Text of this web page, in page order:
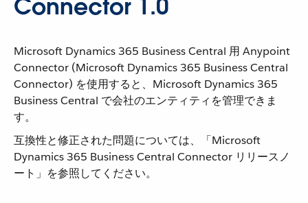
Connector 1.0
Microsoft Dynamics 365 Business Central 用 Anypoint
Connector (Microsoft Dynamics 365 Business Central
Connector) を使用すると、Microsoft Dynamics 365
Business Central で会社のエンティティを管理できま
す。
互換性と修正された問題については、「Microsoft
Dynamics 365 Business Central Connector リリースノ
ート」を参照してください。